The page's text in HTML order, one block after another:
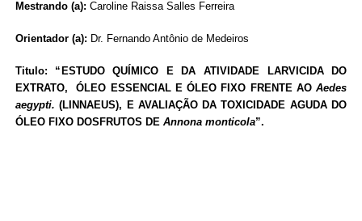
Mestrando (a): Caroline Raissa Salles Ferreira
Orientador (a): Dr. Fernando Antônio de Medeiros
Titulo: “ ESTUDO QUÍMICO E DA ATIVIDADE LARVICIDA DO
EXTRATO, ÓLEO ESSENCIAL E ÓLEO FIXO FRENTE AOAedes
aegypti. (LINNAEUS), E AVALIAÇÃO DA TOXICIDADE AGUDA DO
ÓLEO FIXO DOSFRUTOS DE Annona monticola”.